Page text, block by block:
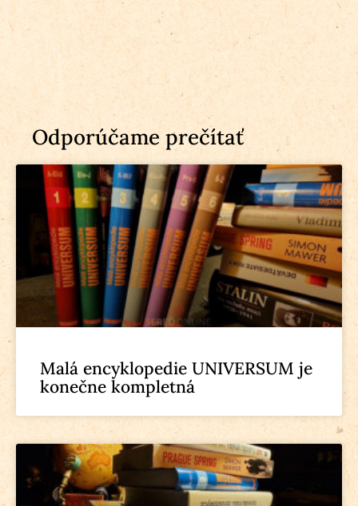
Odporúčame prečítať
Malá encyklopedie UNIVERSUM je
konečne kompletná